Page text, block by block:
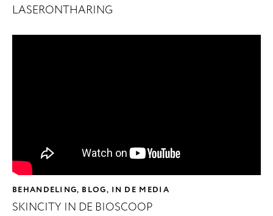
LASERONTHARING
BEHANDELING, BLOG, IN DE MEDIA
SKINCITY IN DE BIOSCOOP